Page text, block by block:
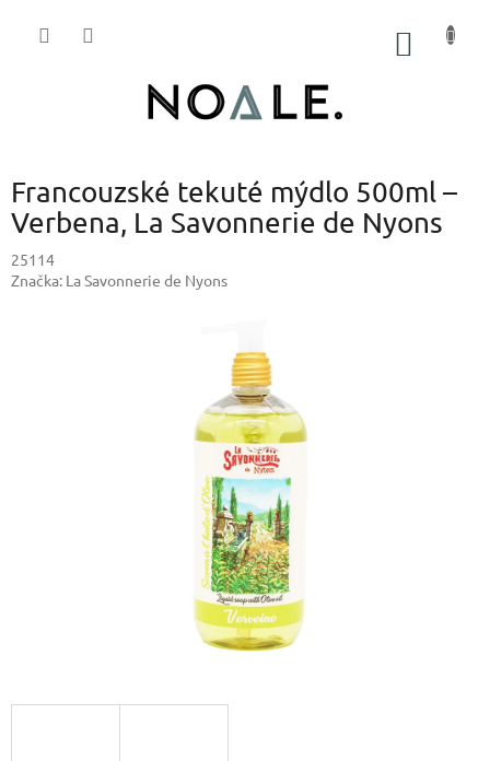
Francouzské tekuté mýdlo 500ml –
Verbena, La Savonnerie de Nyons
25114
Značka: La Savonnerie de Nyons